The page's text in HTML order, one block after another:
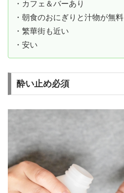
・カフェ＆バーあり
・朝食のおにぎりと汁物が無料
・繁華街も近い
・安い
酔い止め必須